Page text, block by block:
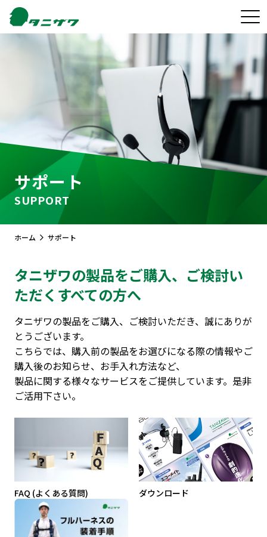
サポート
SUPPORT
ホーム サポート
タニザワの製品をご購入、ご検討い
ただくすべての方へ
タニザワの製品をご購入、ご検討いただき、誠にありが
とうございます。
こちらでは、購入前の製品をお選びになる際の情報やご
購入後のお知らせ、お手入れ方法など、
製品に関する様々なサービスをご提供しています。是非
ご活用下さい。
FAQ (よくある質問) ダウンロード